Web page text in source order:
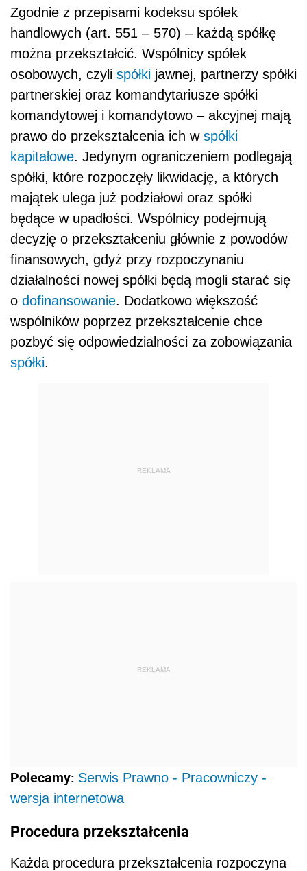
Zgodnie z przepisami kodeksu spółek
handlowych (art. 551 – 570) – każdą spółkę
można przekształcić. Wspólnicy spółek
osobowych, czyli spółki jawnej, partnerzy spółki
partnerskiej oraz komandytariusze spółki
komandytowej i komandytowo – akcyjnej mają
prawo do przekształcenia ich w spółki
kapitałowe. Jedynym ograniczeniem podlegają
spółki, które rozpoczęły likwidację, a których
majątek ulega już podziałowi oraz spółki
będące w upadłości. Wspólnicy podejmują
decyzję o przekształceniu głównie z powodów
finansowych, gdyż przy rozpoczynaniu
działalności nowej spółki będą mogli starać się
o dofinansowanie. Dodatkowo większość
wspólników poprzez przekształcenie chce
pozbyć się odpowiedzialności za zobowiązania
spółki.
REKLAMA
REKLAMA
Polecamy: Serwis Prawno - Pracowniczy -
wersja internetowa
Procedura przekształcenia
Każda procedura przekształcenia rozpoczyna